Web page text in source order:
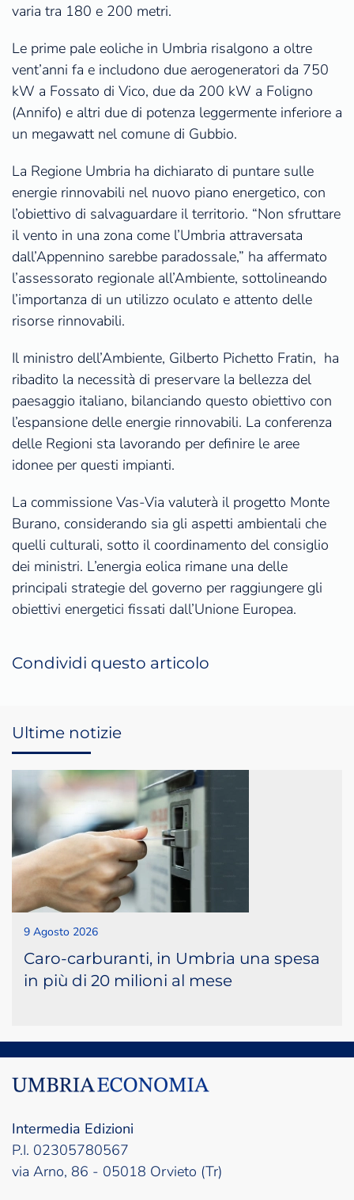
varia tra 180 e 200 metri.
Le prime pale eoliche in Umbria risalgono a oltre
vent’anni fa e includono due aerogeneratori da 750
kW a Fossato di Vico, due da 200 kW a Foligno
(Annifo) e altri due di potenza leggermente inferiore a
un megawatt nel comune di Gubbio.
La Regione Umbria ha dichiarato di puntare sulle
energie rinnovabili nel nuovo piano energetico, con
l’obiettivo di salvaguardare il territorio. “Non sfruttare
il vento in una zona come l’Umbria attraversata
dall’Appennino sarebbe paradossale,” ha affermato
l’assessorato regionale all’Ambiente, sottolineando
l’importanza di un utilizzo oculato e attento delle
risorse rinnovabili.
Il ministro dell’Ambiente, Gilberto Pichetto Fratin, ha
ribadito la necessità di preservare la bellezza del
paesaggio italiano, bilanciando questo obiettivo con
l’espansione delle energie rinnovabili. La conferenza
delle Regioni sta lavorando per definire le aree
idonee per questi impianti.
La commissione Vas-Via valuterà il progetto Monte
Burano, considerando sia gli aspetti ambientali che
quelli culturali, sotto il coordinamento del consiglio
dei ministri. L’energia eolica rimane una delle
principali strategie del governo per raggiungere gli
obiettivi energetici fissati dall’Unione Europea.
Condividi questo articolo
Ultime notizie
9 Agosto 2026
Caro-carburanti, in Umbria una spesa
in più di 20 milioni al mese
Intermedia Edizioni
P.I. 02305780567
via Arno, 86 - 05018 Orvieto (Tr)